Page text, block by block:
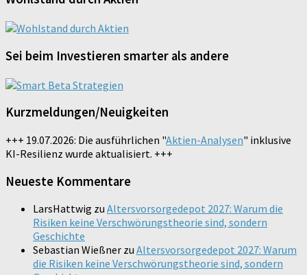
Sei beim Investieren smarter als andere
Kurzmeldungen/Neuigkeiten
+++ 19.07.2026: Die ausführlichen "Aktien-Analysen" inklusive
KI-Resilienz wurde aktualisiert. +++
Neueste Kommentare
LarsHattwig zu Altersvorsorgedepot 2027: Warum die
Risiken keine Verschwörungstheorie sind, sondern
Geschichte
Sebastian Wießner zu Altersvorsorgedepot 2027: Warum
die Risiken keine Verschwörungstheorie sind, sondern